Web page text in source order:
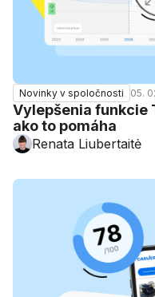
Novinky v spoločnosti 05.
Vylepšenia funkcie
ako to pomáha
Renata Liubertaitė